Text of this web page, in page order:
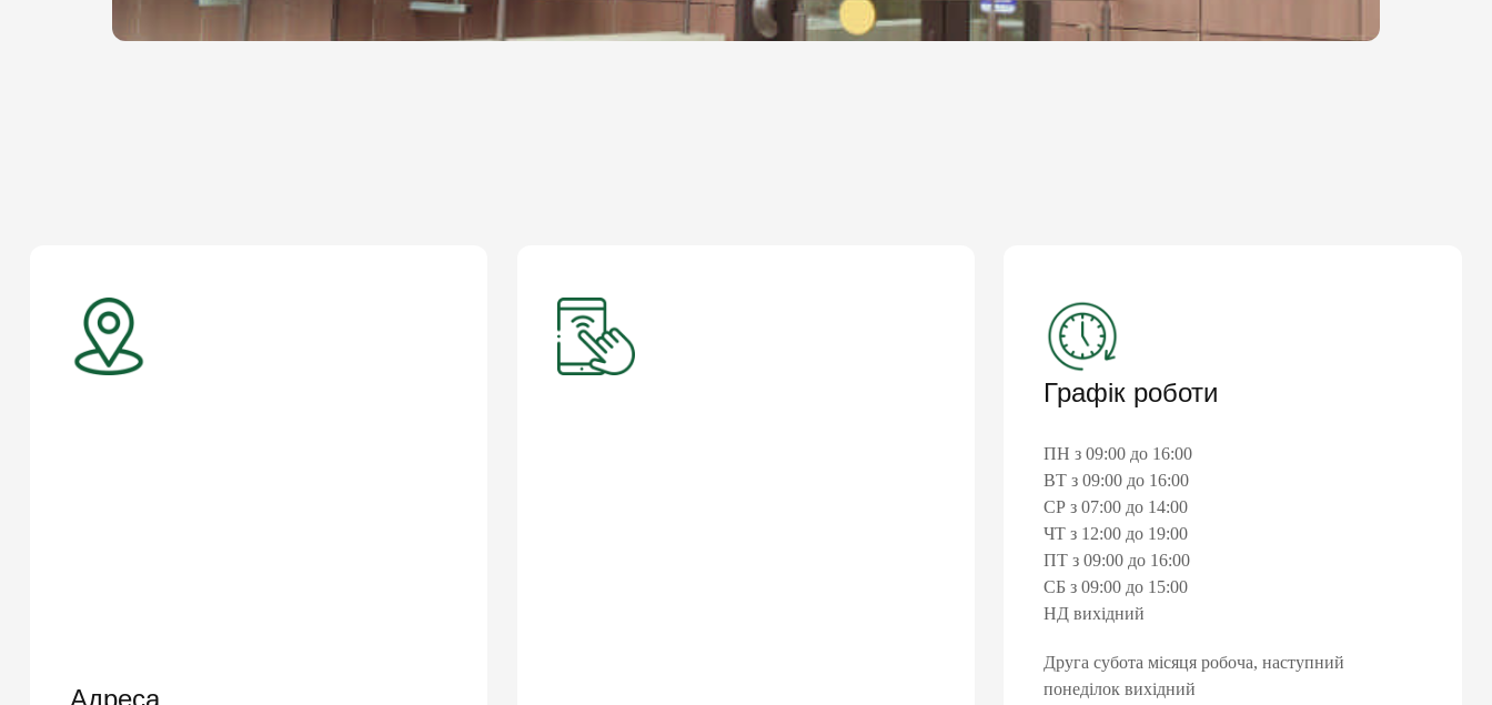
Адреса
Графік роботи
ПН з 09:00 до 16:00
ВТ з 09:00 до 16:00
СР з 07:00 до 14:00
ЧТ з 12:00 до 19:00
ПТ з 09:00 до 16:00
СБ з 09:00 до 15:00
НД вихідний
Друга субота місяця робоча, наступний
понеділок вихідний